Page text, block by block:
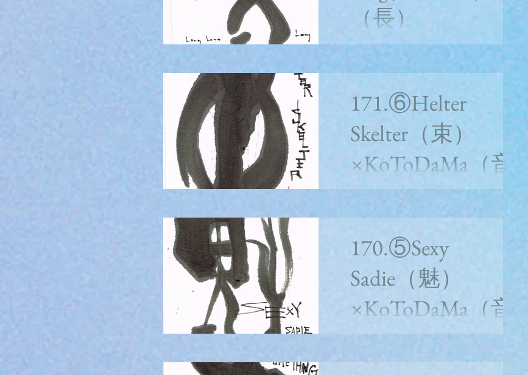
に...（長）
×KoToDaMa（音
楽と言霊）
whitealbum2枚目の曲目 172.⑦Long long
long(Harrison) （長）＜水分意訳ポエム＞ そ
れは髪の毛、長い長い話しになるよ。 かつ
て、、、 文字解説 【長】8 ［音］チョウ
（チャウ） ［訓］ながい・かしら・たけ・
たっとぶ ...
171.⑥Helter
Skelter（束）
×KoToDaMa（音
楽と言霊）
Skelter（束）＜水分意訳ポエム＞ 人生のど
ん底に落ちて、またテッペンに上って そこ
で折り返して、滑り落ちて、やあ、また君に
逢えるんだ。 そう！それはもう、 ものすご
い速ささ！ 堕ちてくときは、あっという間
さ。...
170.⑤Sexy
Sadie（魅）
×KoToDaMa（音
楽と言霊）